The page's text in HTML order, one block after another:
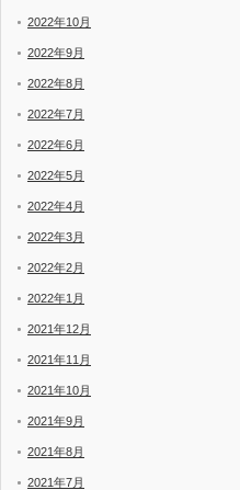
2022年10月
2022年9月
2022年8月
2022年7月
2022年6月
2022年5月
2022年4月
2022年3月
2022年2月
2022年1月
2021年12月
2021年11月
2021年10月
2021年9月
2021年8月
2021年7月